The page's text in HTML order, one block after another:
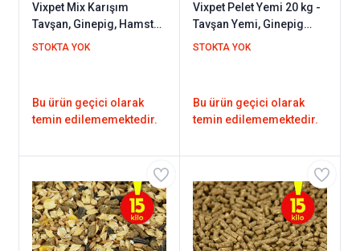
Vixpet Mix Karışım
Tavşan, Ginepig, Hamster
Kemirgen Yemi 20 kg
STOKTA YOK
Bu ürün geçici olarak
temin edilememektedir.
Vixpet Pelet Yemi 20 kg -
Tavşan Yemi, Ginepig
Yemi, Hamster Yemi /
STOKTA YOK
Bu ürün geçici olarak
temin edilememektedir.